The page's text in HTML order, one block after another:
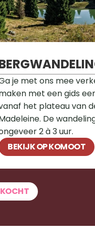
je met ons mee
met een gids
het plateau van
De
2 à 3 uur.
BEKIJK OP KOMOOT